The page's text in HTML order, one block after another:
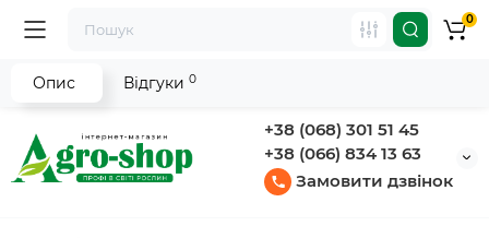
+38 (068) 301 51 45
+38 (066) 834 13 63
Замовити дзвінок
0
Опис Відгуки 0